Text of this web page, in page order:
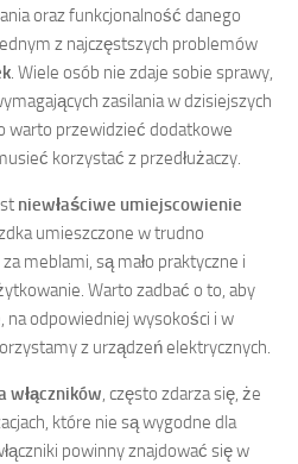
oraz funkcjonalność danego
z najczęstszych problemów
. Wiele osób nie zdaje sobie sprawy,
zasilania w dzisiejszych
warto przewidzieć dodatkowe
korzystać z przedłużaczy.
niewłaściwe umiejscowienie
umieszczone w trudno
meblami, są mało praktyczne i
Warto zadbać o to, aby
na odpowiedniej wysokości i w
z urządzeń elektrycznych.
włączników, często zdarza się, że
które nie są wygodne dla
powinny znajdować się w